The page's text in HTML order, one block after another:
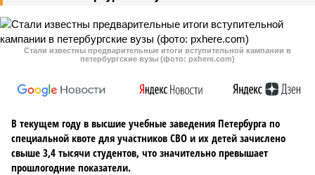
Стали известны предварительные итоги вступительной кампании в
петербургские вузы (фото: pxhere.com)
В текущем году в высшие учебные заведения Петербурга по
специальной квоте для участников СВО и их детей зачислено
свыше 3,4 тысячи студентов, что значительно превышает
прошлогодние показатели.